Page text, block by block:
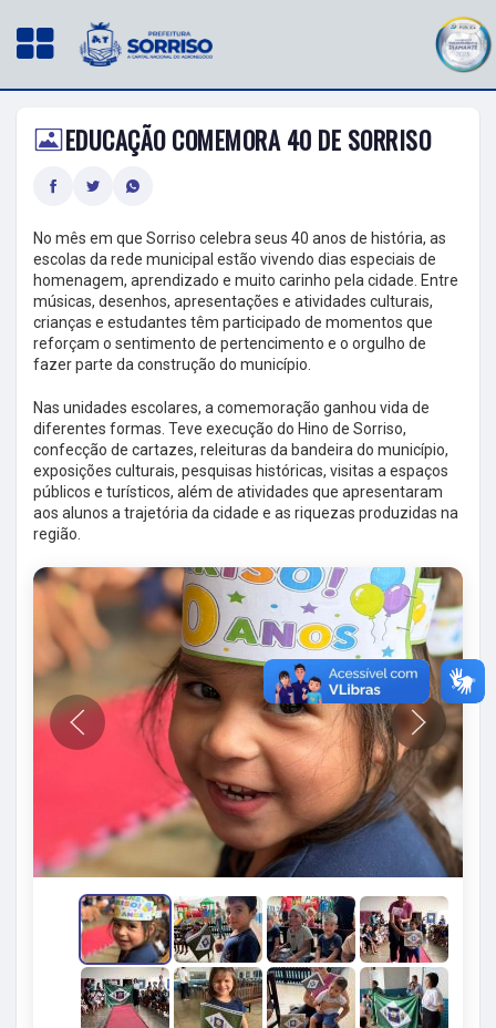
EDUCAÇÃO COMEMORA 40 DE SORRISO
No mês em que Sorriso celebra seus 40 anos de história, as
escolas da rede municipal estão vivendo dias especiais de
homenagem, aprendizado e muito carinho pela cidade. Entre
músicas, desenhos, apresentações e atividades culturais,
crianças e estudantes têm participado de momentos que
reforçam o sentimento de pertencimento e o orgulho de
fazer parte da construção do município.
Nas unidades escolares, a comemoração ganhou vida de
diferentes formas. Teve execução do Hino de Sorriso,
confecção de cartazes, releituras da bandeira do município,
exposições culturais, pesquisas históricas, visitas a espaços
públicos e turísticos, além de atividades que apresentaram
aos alunos a trajetória da cidade e as riquezas produzidas na
região.